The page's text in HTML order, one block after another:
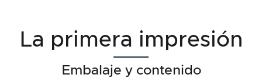
La primera impresión
Embalaje y contenido